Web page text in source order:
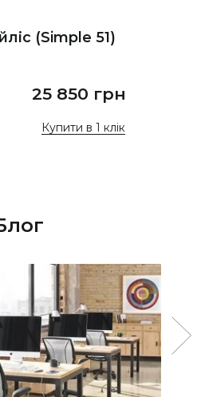
(Simple 51)
25 850 грн
Купити в 1 клік